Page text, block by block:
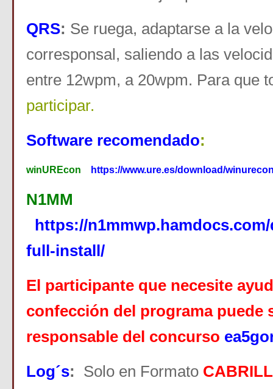
QRS: Se ruega, adaptarse a la
corresponsal, saliendo a las
entre 12wpm, a 20wpm. Para que
participar.
Software recomendado:
winUREcon https://www.ure.es/download/
N1MM
https://
full-install/
El participante que necesite
confección del programa puede
responsable del concurso
Log´s: Solo en Formato